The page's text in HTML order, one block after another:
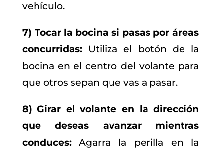
vehículo.
7) Tocar la bocina si pasas por áreas
concurridas:Utiliza el botón de la
bocina en el centro del volante para
que otros sepan que vas a pasar.
8) Girar el volante en la dirección
que deseas avanzar mientras
conduces:Agarra la perilla en la